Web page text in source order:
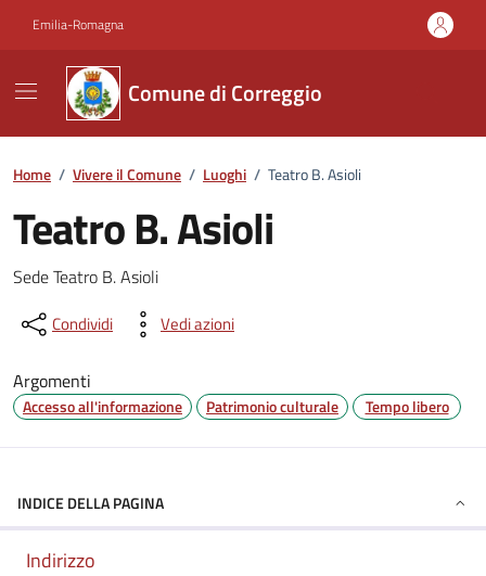
Emilia-Romagna
Comune di Correggio
Home / Vivere il Comune / Luoghi / Teatro B. Asioli
Teatro B. Asioli
Descrizione
Sede Teatro B. Asioli
Condividi Vedi azioni
Argomenti
Accesso all'informazione Patrimonio culturale Tempo libero
INDICE DELLA PAGINA
Indirizzo